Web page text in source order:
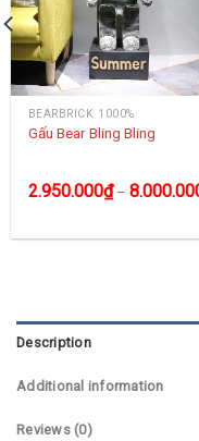
BEARBRICK 1000%
Gấu Bear Bling Bling
2.950.000₫–
Description
Additional information
Reviews (0)